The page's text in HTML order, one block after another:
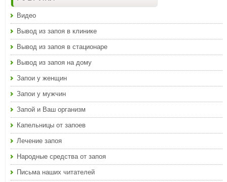
Видео
Вывод из запоя в клинике
Вывод из запоя в стационаре
Вывод из запоя на дому
Запои у женщин
Запои у мужчин
Запой и Ваш организм
Капельницы от запоев
Лечение запоя
Народные средства от запоя
Письма наших читателей